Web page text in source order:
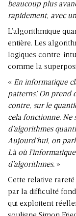
beaucoup plus
rapidement, avec
L’algorithmique
entière. Les
logiques contre-
comme la
« En informatique
patterns’. On prend
contre, sur le
cela fonctionne. Ne
d’algorithmes
Aujourd’hui, on
Là où
d’algorithmes. »
Cette relative rareté
par la difficulté
qui exploitent